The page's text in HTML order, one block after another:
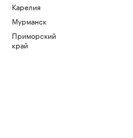
Карелия
Мурманск
Приморский
край